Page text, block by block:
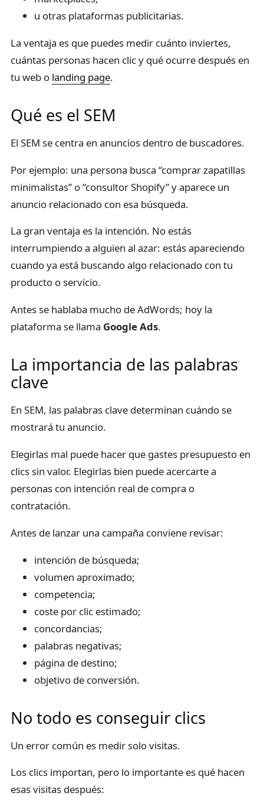
u otras plataformas publicitarias.
La ventaja es que puedes medir cuánto inviertes,
cuántas personas hacen clic y qué ocurre después en
tu web o landing page.
Qué es el SEM
El SEM se centra en anuncios dentro de buscadores.
Por ejemplo: una persona busca “comprar zapatillas
minimalistas” o “consultor Shopify” y aparece un
anuncio relacionado con esa búsqueda.
La gran ventaja es la intención. No estás
interrumpiendo a alguien al azar: estás apareciendo
cuando ya está buscando algo relacionado con tu
producto o servicio.
Antes se hablaba mucho de AdWords; hoy la
plataforma se llama Google Ads.
La importancia de las palabras
clave
En SEM, las palabras clave determinan cuándo se
mostrará tu anuncio.
Elegirlas mal puede hacer que gastes presupuesto en
clics sin valor. Elegirlas bien puede acercarte a
personas con intención real de compra o
contratación.
Antes de lanzar una campaña conviene revisar:
intención de búsqueda;
volumen aproximado;
competencia;
coste por clic estimado;
concordancias;
palabras negativas;
página de destino;
objetivo de conversión.
No todo es conseguir clics
Un error común es medir solo visitas.
Los clics importan, pero lo importante es qué hacen
esas visitas después: